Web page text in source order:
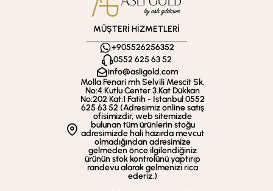
MÜŞTERİ HİZMETLERİ
+905526256352
0552 625 63 52
info@asligold.com
Molla Fenari mh Selvili Mescit Sk.
No:4 Kutlu Center 3.Kat Dükkan
No:202 Kat:1 Fatih - İstanbul 0552
625 63 52 (Adresimiz online satış
ofisimizdir, web sitemizde
bulunan tüm ürünlerin stoğu
adresimizde hali hazırda mevcut
olmadığından adresimize
gelmeden önce ilgilendiğiniz
ürünün stok kontrolünü yaptırıp
randevu alarak gelmenizi rica
ederiz.)